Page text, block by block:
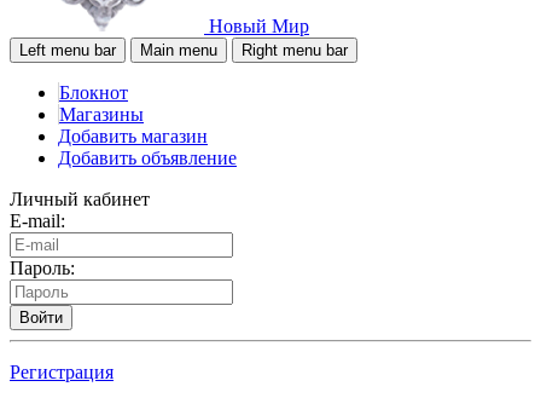
Новый Мир
Left menu bar Main menu Right menu bar
Блокнот
Магазины
Добавить магазин
Добавить объявление
Личный кабинет
E-mail:
Пароль:
Войти
Регистрация